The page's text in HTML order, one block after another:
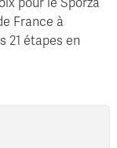
pour le Sporza
France à
21 étapes en